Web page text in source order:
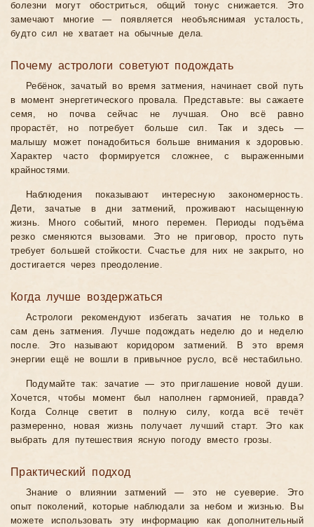
болезни могут обостриться, общий тонус снижается. Это
замечают многие — появляется необъяснимая усталость,
будто сил не хватает на обычные дела.
Почему астрологи советуют подождать
Ребёнок, зачатый во время затмения, начинает свой путь
в момент энергетического провала. Представьте: вы сажаете
семя, но почва сейчас не лучшая. Оно всё равно
прорастёт, но потребует больше сил. Так и здесь —
малышу может понадобиться больше внимания к здоровью.
Характер часто формируется сложнее, с выраженными
крайностями.
Наблюдения показывают интересную закономерность.
Дети, зачатые в дни затмений, проживают насыщенную
жизнь. Много событий, много перемен. Периоды подъёма
резко сменяются вызовами. Это не приговор, просто путь
требует большей стойкости. Счастье для них не закрыто, но
достигается через преодоление.
Когда лучше воздержаться
Астрологи рекомендуют избегать зачатия не только в
сам день затмения. Лучше подождать неделю до и неделю
после. Это называют коридором затмений. В это время
энергии ещё не вошли в привычное русло, всё нестабильно.
Подумайте так: зачатие — это приглашение новой души.
Хочется, чтобы момент был наполнен гармонией, правда?
Когда Солнце светит в полную силу, когда всё течёт
размеренно, новая жизнь получает лучший старт. Это как
выбрать для путешествия ясную погоду вместо грозы.
Практический подход
Знание о влиянии затмений — это не суеверие. Это
опыт поколений, которые наблюдали за небом и жизнью. Вы
можете использовать эту информацию как дополнительный